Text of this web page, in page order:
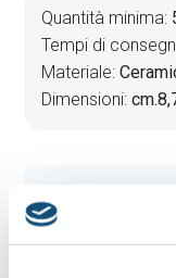
Quantità minima:
Tempi di
Materiale:
Dimensioni:
Potrai indicare